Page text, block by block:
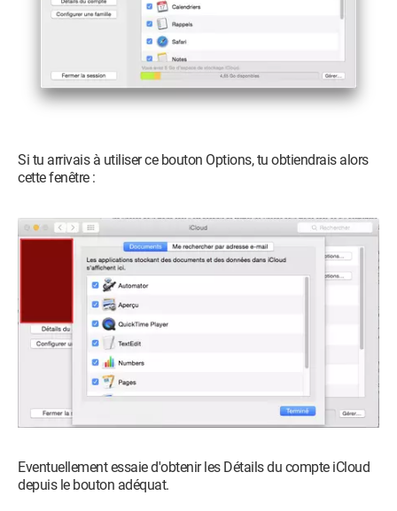
Si tu arrivais à utiliser ce bouton Options, tu obtiendrais alors
cette fenêtre :
Eventuellement essaie d'obtenir les Détails du compte iCloud
depuis le bouton adéquat.